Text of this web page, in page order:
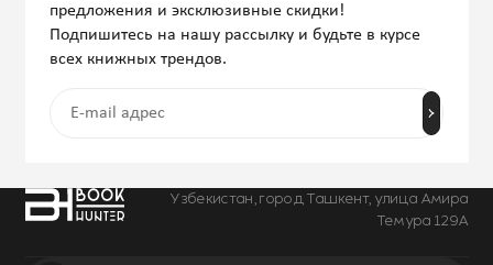
Узбекистан, город Ташкент, улица Амира
Темура 129А
предложения и эксклюзивные скидки!
Подпишитесь на нашу рассылку и будьте в курсе
всех книжных трендов.